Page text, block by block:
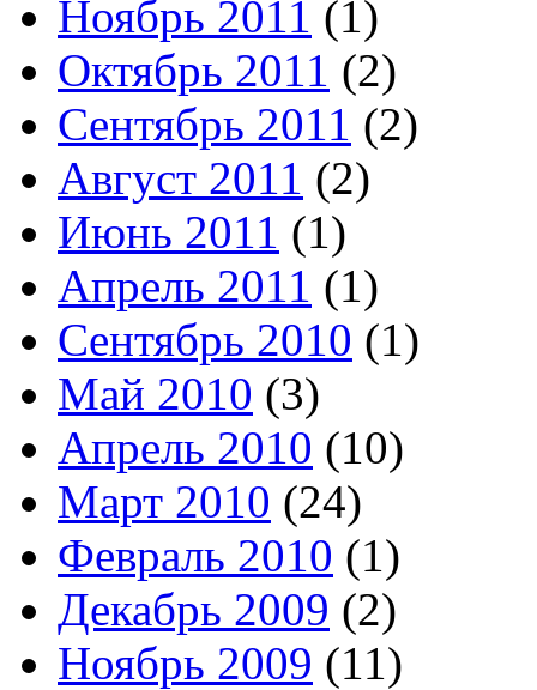
Ноябрь 2011 (1)
Октябрь 2011 (2)
Сентябрь 2011 (2)
Август 2011 (2)
Июнь 2011 (1)
Апрель 2011 (1)
Сентябрь 2010 (1)
Май 2010 (3)
Апрель 2010 (10)
Март 2010 (24)
Февраль 2010 (1)
Декабрь 2009 (2)
Ноябрь 2009 (11)